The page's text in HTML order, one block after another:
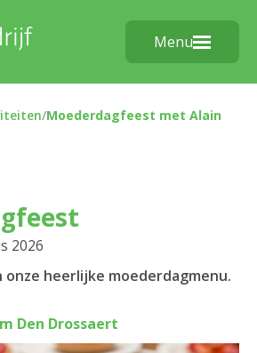
Menu
/Moederdagfeest met Alain
2026
onze heerlijke moederdagmenu.
Den Drossaert